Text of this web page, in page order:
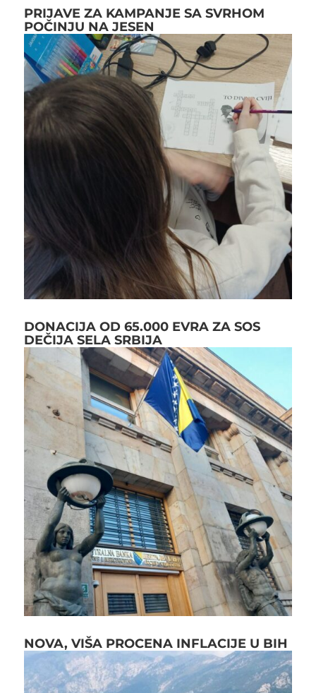
PRIJAVE ZA KAMPANJE SA SVRHOM
POČINJU NA JESEN
DONACIJA OD 65.000 EVRA ZA SOS
DEČIJA SELA SRBIJA
NOVA, VIŠA PROCENA INFLACIJE U BIH